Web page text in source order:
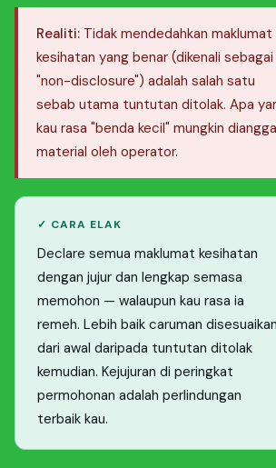
Realiti: Tidak mendedahkan maklumat
kesihatan yang benar (dikenali sebagai
"non-disclosure") adalah salah satu
sebab utama tuntutan ditolak. Apa
kau rasa "benda kecil" mungkin
material oleh operator.
✓ CARA ELAK
Declare semua maklumat kesihatan
dengan jujur dan lengkap semasa
memohon — walaupun kau rasa ia
remeh. Lebih baik caruman disesuaikan
dari awal daripada tuntutan ditolak
kemudian. Kejujuran di peringkat
permohonan adalah perlindungan
terbaik kau.